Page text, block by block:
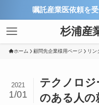
嘱託産業医依頼を受付
杉浦産
ホーム 顧問先企業様用ページ リン
テクノロジ
のある人
2021
1/01